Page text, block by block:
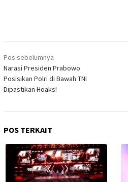
Navigasi
pos
Pos sebelumnya
Narasi Presiden Prabowo
Posisikan Polri di Bawah TNI
Dipastikan Hoaks!
POS TERKAIT